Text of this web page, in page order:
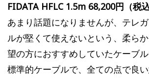
FIDATA HFLC 1.5m 68,200円（税込
あまり話題になりませんが、テレ
ルが堅くて使えないという、柔ら
望の方におすすめしていたケーブル
標準的ケーブルで、全ての点で良